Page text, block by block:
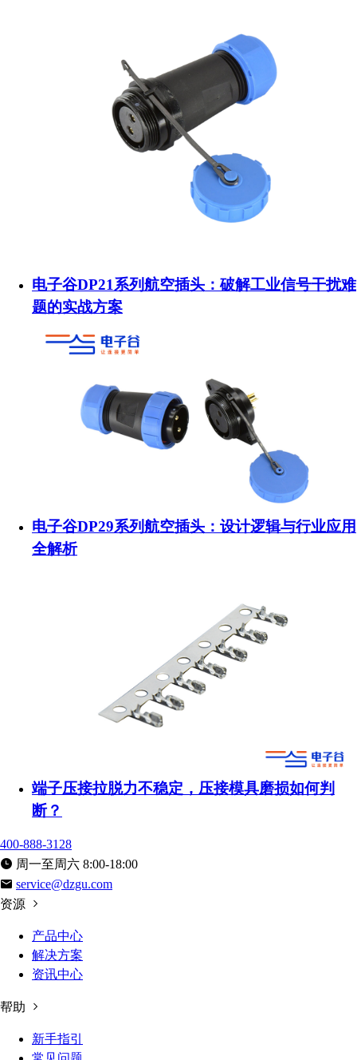
电子谷DP21系列航空插头：破解工业信号干扰难
题的实战方案
电子谷DP29系列航空插头：设计逻辑与行业应用
全解析
端子压接拉脱力不稳定，压接模具磨损如何判
断？
400-888-3128
周一至周六 8:00-18:00
service@dzgu.com
资源
产品中心
解决方案
资讯中心
帮助
新手指引